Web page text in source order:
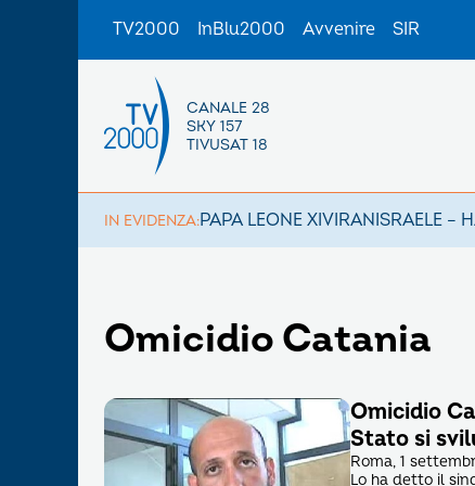
TV2000 InBlu2000 Avvenire SIR
CANALE 28
SKY 157
TIVUSAT 18
IN EVIDENZA:PAPA LEONE XIVIRANISRAELE –
Omicidio Catania
Omicidio
Stato si
Roma, 1
Lo ha detto il